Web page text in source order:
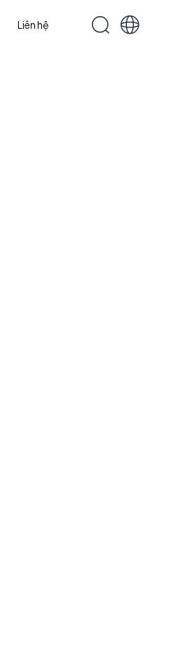
Liên hệ